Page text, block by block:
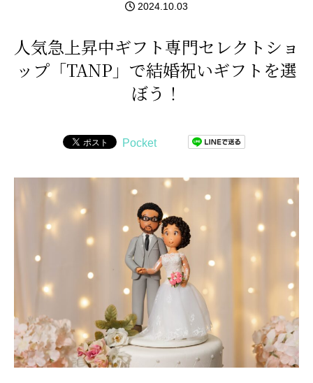
2024.10.03
人気急上昇中ギフト専門セレクトショ
ップ「TANP」で結婚祝いギフトを選
ぼう！
Pocket